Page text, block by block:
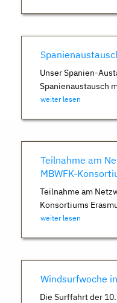
Unser Spanien-
Spanienaustausch
weiter lesen
Teilnahme am
MBWFK-
Teilnahme am
Konsortiums
weiter lesen
Windsurfwoche
Die Surffahrt der